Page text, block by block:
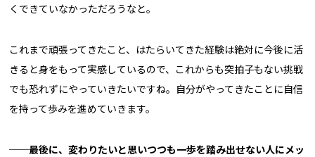
くできていなかっただろうなと。
これまで頑張ってきたこと、はたらいてきた経験は絶対に今後に活
きると身をもって実感しているので、これからも突拍子もない挑戦
でも恐れずにやっていきたいですね。自分がやってきたことに自信
を持って歩みを進めていきます。
──最後に、変わりたいと思いつつも一歩を踏み出せない人にメッ